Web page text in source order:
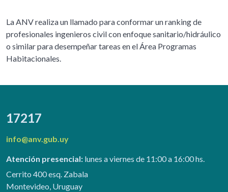
La ANV realiza un llamado para conformar un ranking de
profesionales ingenieros civil con enfoque sanitario/hidráulico
o similar para desempeñar tareas en el Área Programas
Habitacionales.
17217
info@anv.gub.uy
Atención presencial: lunes a viernes de 11:00 a 16:00 hs.
Cerrito 400 esq. Zabala
Montevideo, Uruguay